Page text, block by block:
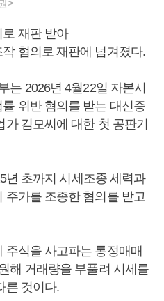
>
재판 받아
혐의로 재판에 넘겨졌다.
는 2026년 4월22일 자본시
위반 혐의를 받는 대신증
김모씨에 대한 첫 공판기
년 초까지 시세조종 세력과
주가를 조종한 혐의를 받고
주식을 사고파는 통정매매
해 거래량을 부풀려 시세를
른 것이다.